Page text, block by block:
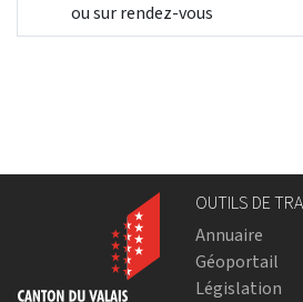
ou sur rendez-vous
OUTILS DE
Annuaire
Géoportail
Législation